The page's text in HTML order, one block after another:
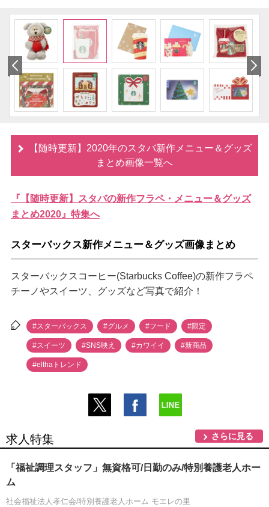
【随時更新】2020年のスタバ新作メニュー＆グッズ
まとめ画像一覧へ
『【随時更新】スタバの新作フラペ・メニュー＆グッズ
まとめ2020』特集へ
スターバックス新作メニュー＆グッズ画像まとめ
スターバックスコーヒー(Starbucks Coffee)の新作フラペ
チーノやスイーツ、グッズなど写真で紹介！
#スターバックス #グルメ #フード #限定
#スイーツ #SNS映え #カワイイ #新商品
#elthaトレンド
求人特集 さらに見る
「福祉調理スタッフ」無資格可/日勤のみ/特別養護老人ホー
ム
社会福祉法人孝仁会/特別養護老人ホーム モエレの里